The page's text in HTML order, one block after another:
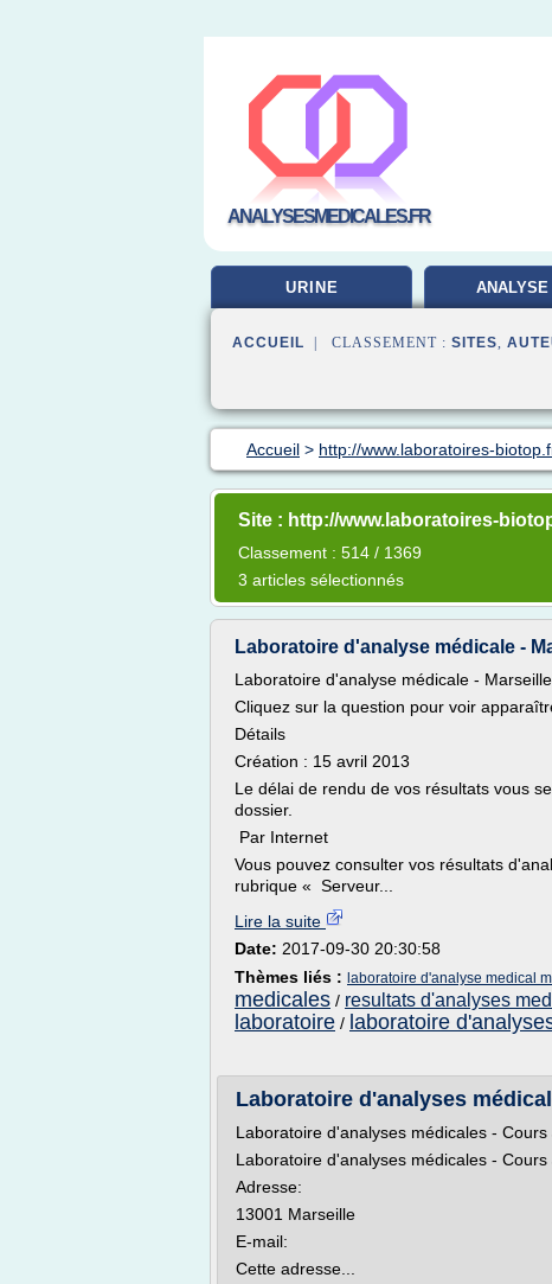
ANALYSESMEDICALES.FR
URINE ANALYSE
ACCUEIL | CLASSEMENT : SITES,
Accueil > http://www.laboratoires-
Site : http://www.laboratoires-
Classement : 514 / 1369
3 articles sélectionnés
Laboratoire d'analyse médicale -
Laboratoire d'analyse médicale -
Cliquez sur la question pour voir
Détails
Création : 15 avril 2013
Le délai de rendu de vos résultats vous
dossier.
Par Internet
Vous pouvez consulter vos résultats
rubrique « Serveur...
Lire la suite
Date: 2017-09-30 20:30:58
Thèmes liés : laboratoire d'analyse medical
medicales / resultats d'analyses
laboratoire / laboratoire
Laboratoire d'analyses
Laboratoire d'analyses médicales -
Laboratoire d'analyses médicales -
Adresse:
13001 Marseille
E-mail:
Cette adresse...